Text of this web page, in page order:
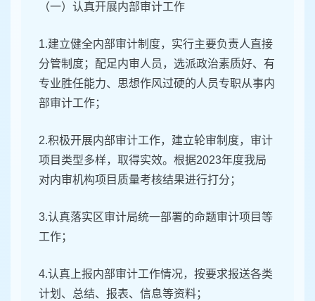
（一）认真开展内部审计工作
1.建立健全内部审计制度，实行主要负责人直接
分管制度；配足内审人员，选派政治素质好、有
专业胜任能力、思想作风过硬的人员专职从事内
部审计工作；
2.积极开展内部审计工作，建立轮审制度，审计
项目类型多样，取得实效。根据2023年度我局
对内审机构项目质量考核结果进行打分；
3.认真落实区审计局统一部署的命题审计项目等
工作；
4.认真上报内部审计工作情况，按要求报送各类
计划、总结、报表、信息等资料；